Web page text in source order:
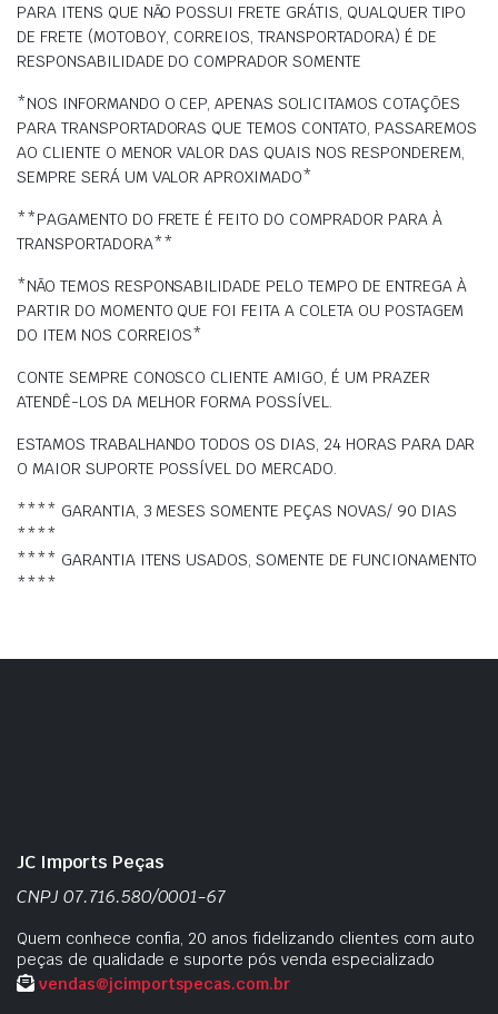
PARA ITENS QUE NÃO POSSUI FRETE GRÁTIS, QUALQUER TIPO
DE FRETE (MOTOBOY, CORREIOS, TRANSPORTADORA) É DE
RESPONSABILIDADE DO COMPRADOR SOMENTE
*NOS INFORMANDO O CEP, APENAS SOLICITAMOS COTAÇÕES
PARA TRANSPORTADORAS QUE TEMOS CONTATO, PASSAREMOS
AO CLIENTE O MENOR VALOR DAS QUAIS NOS RESPONDEREM,
SEMPRE SERÁ UM VALOR APROXIMADO*
**PAGAMENTO DO FRETE É FEITO DO COMPRADOR PARA À
TRANSPORTADORA**
*NÃO TEMOS RESPONSABILIDADE PELO TEMPO DE ENTREGA À
PARTIR DO MOMENTO QUE FOI FEITA A COLETA OU POSTAGEM
DO ITEM NOS CORREIOS*
CONTE SEMPRE CONOSCO CLIENTE AMIGO, É UM PRAZER
ATENDÊ-LOS DA MELHOR FORMA POSSÍVEL.
ESTAMOS TRABALHANDO TODOS OS DIAS, 24 HORAS PARA DAR
O MAIOR SUPORTE POSSÍVEL DO MERCADO.
**** GARANTIA, 3 MESES SOMENTE PEÇAS NOVAS/ 90 DIAS
****
**** GARANTIA ITENS USADOS, SOMENTE DE FUNCIONAMENTO
****
JC Imports Peças
CNPJ 07.716.580/0001-67
Quem conhece confia, 20 anos fidelizando clientes com auto
peças de qualidade e suporte pós venda especializado
vendas@jcimportspecas.com.br